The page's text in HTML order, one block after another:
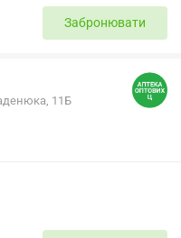
Забронювати
11Б